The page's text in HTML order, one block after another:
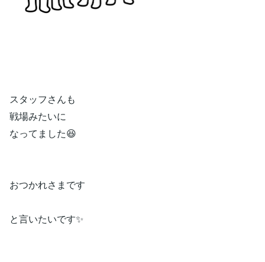
スタッフさんも
戦場みたいに
なってました😆
おつかれさまです
と言いたいです✨